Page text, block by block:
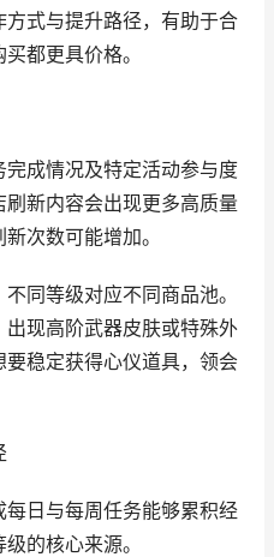
式与提升路径，有助于合
都更具价格。
成情况及特定活动参与度
新内容会出现更多高质量
次数可能增加。
同等级对应不同商品池。
现高阶武器皮肤或特殊外
稳定获得心仪道具，领会
日与每周任务能够累积经
的核心来源。